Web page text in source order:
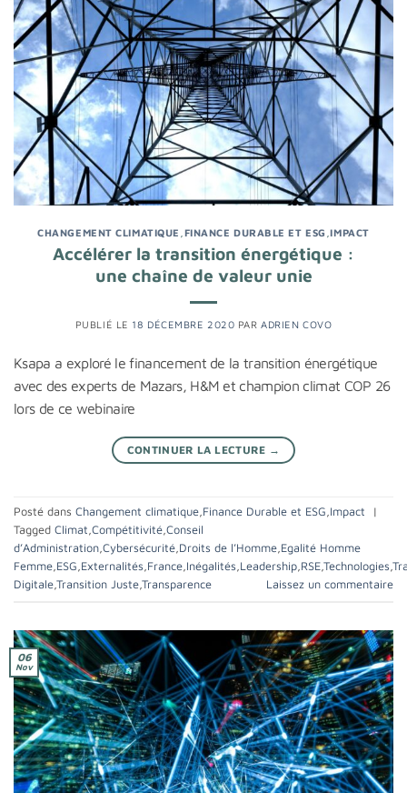
CHANGEMENT CLIMATIQUE FINANCE DURABLE ET ESG ,IMPACT
Accélérer la transition énergétique :
une chaîne de valeur unie
PUBLIÉ LE 18 DÉCEMBRE 2020 PARADRIEN COVO
Ksapa a exploré le financement de la transition énergétique
avec des experts de Mazars, H&M et champion climat COP 26
lors de ce webinaire
CONTINUER LA LECTURE →
Posté dans Changement climatique,Finance Durable et ESG,Impact
|
Tagged Climat,Compétitivité,Conseil
d’Administration,Cybersécurité,Droits de l’Homme,Egalité Homme
Femme,ESG,Externalités,France,Inégalités,Leadership,RSE,Technologies,
Digitale,Transition Juste,Transparence Laissez un commentaire
06
Nov